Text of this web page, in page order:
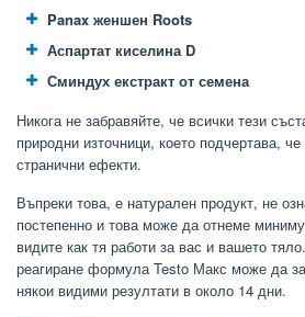
Panax женшен Roots
Аспартат киселина D
Сминдух екстракт от семена
Никога не забравяйте, че всички тези
природни източници, което подчертава,
странични ефекти.
Въпреки това, е натурален продукт, не
постепенно и това може да отнеме
видите как тя работи за вас и вашето
реагиране формула Testo Макс може да
някои видими резултати в около 14 дни.